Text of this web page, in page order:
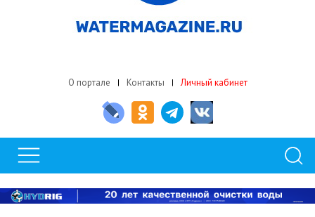
О портале Контакты Личный кабинет